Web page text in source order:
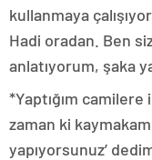
kullanmaya
Hadi oradan. Ben
anlatıyorum, şaka
*Yaptığım
zaman ki
yapıyorsunuz’